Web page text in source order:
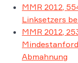
MMR 2012,
Linksetzers
MMR 2012,
Abmahnung